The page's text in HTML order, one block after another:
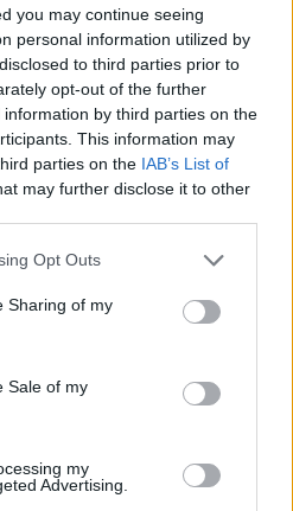
you may continue seeing
personal information utilized by
to third parties prior to
opt-out of the further
by third parties on the
This information may
parties on the IAB’s List of
may further disclose it to other
Opt Outs
Sharing of my
Sale of my
my
Advertising.
en el campo! ⚽🏈🏀
pegado a la
épicos a risas puras. 🏆
para tu próximo